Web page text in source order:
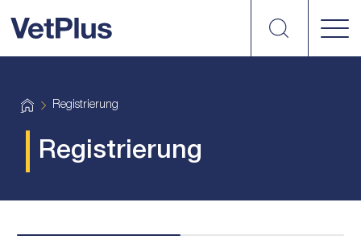
suchen
H
o
Registrierung
Registrierung